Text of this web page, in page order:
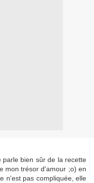
parle bien sûr de la recette
mon trésor d'amour ;o) en
n'est pas compliquée, elle